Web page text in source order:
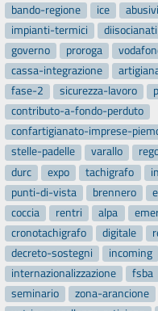
bando-regione
ice
impianti-termici
diisocianati
governo
proroga
cassa-integrazione
fase-2
sicurezza-lavoro
contributo-a-fondo-perduto
confartigianato-imprese-
stelle-padelle
varallo
durc
expo tachigrafo
punti-di-vista
brennero
coccia
rentri alpa
cronotachigrafo
digitale
decreto-sostegni
incoming
internazionalizzazione
fsba
seminario
zona-arancione